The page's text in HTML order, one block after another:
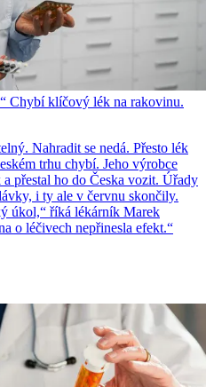
Chybí klíčový lék na rakovinu.
Nahradit se nedá. Přesto lék
trhu chybí. Jeho výrobce
přestal ho do Česka vozit. Úřady
i ty ale v červnu skončily.
úkol,“ říká lékárník Marek
o léčivech nepřinesla efekt.“